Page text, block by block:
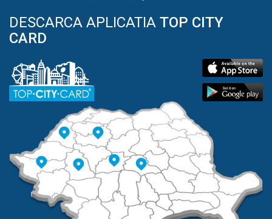
DESCARCA APLICATIA TOP CITY
CARD